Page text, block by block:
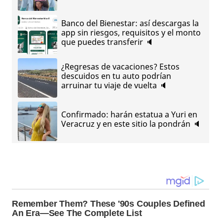
Banco del Bienestar: así descargas la
app sin riesgos, requisitos y el monto
que puedes transferir 🔈
¿Regresas de vacaciones? Estos
descuidos en tu auto podrían
arruinar tu viaje de vuelta 🔈
Confirmado: harán estatua a Yuri en
Veracruz y en este sitio la pondrán 🔈